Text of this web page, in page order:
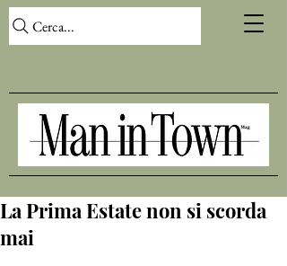
Cerca...
La Prima Estate non si scorda
mai